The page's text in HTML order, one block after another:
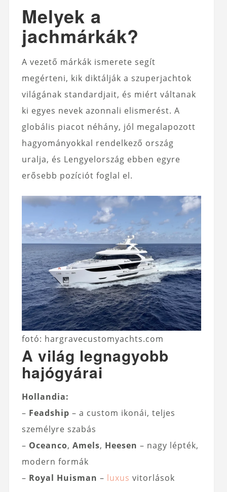
Melyek a
jachmárkák?
A vezető márkák ismerete segít
megérteni, kik diktálják a szuperjachtok
világának standardjait, és miért váltanak
ki egyes nevek azonnali elismerést. A
globális piacot néhány, jól megalapozott
hagyományokkal rendelkező ország
uralja, és Lengyelország ebben egyre
erősebb pozíciót foglal el.
fotó: hargravecustomyachts.com
A világ legnagyobb
hajógyárai
Hollandia:
– Feadship – a custom ikonái, teljes
személyre szabás
– Oceanco, Amels, Heesen – nagy lépték,
modern formák
– Royal Huisman – luxus vitorlások